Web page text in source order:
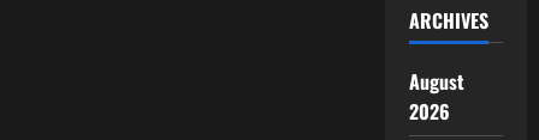
ARCHIVES
August
2026